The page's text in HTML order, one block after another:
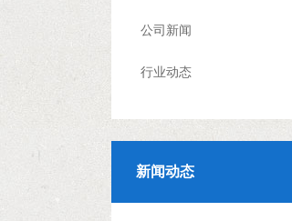
公司新闻
行业动态
新闻动态